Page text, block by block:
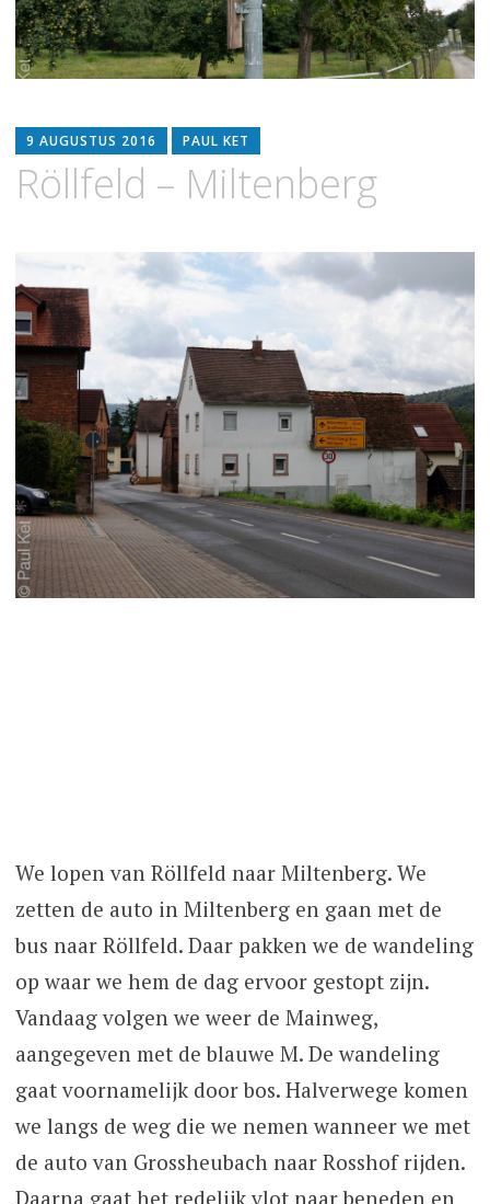
9 AUGUSTUS 2016 PAUL KET
Röllfeld – Miltenberg
We lopen van Röllfeld naar Miltenberg. We
zetten de auto in Miltenberg en gaan met de
bus naar Röllfeld. Daar pakken we de wandeling
op waar we hem de dag ervoor gestopt zijn.
Vandaag volgen we weer de Mainweg,
aangegeven met de blauwe M. De wandeling
gaat voornamelijk door bos. Halverwege komen
we langs de weg die we nemen wanneer we met
de auto van Grossheubach naar Rosshof rijden.
Daarna gaat het redelijk vlot naar beneden en